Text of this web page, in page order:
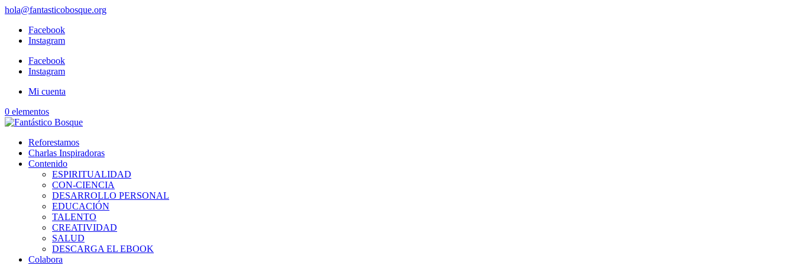
hola@fantasticobosque.org
Facebook
Instagram
Facebook
Instagram
Mi cuenta
0 elementos
Reforestamos
Charlas Inspiradoras
Contenido
ESPIRITUALIDAD
CON-CIENCIA
DESARROLLO PERSONAL
EDUCACIÓN
TALENTO
CREATIVIDAD
SALUD
DESCARGA EL EBOOK
Colabora